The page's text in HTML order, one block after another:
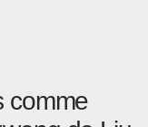
comme